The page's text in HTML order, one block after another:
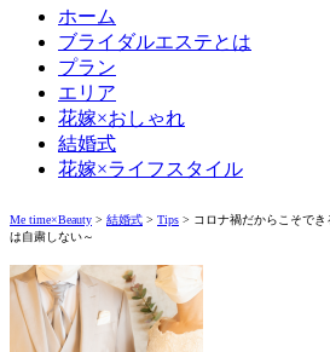
ホーム
ブライダルエステとは
プラン
エリア
花嫁×おしゃれ
結婚式
花嫁×ライフスタイル
Me time×Beauty > 結婚式 > Tips > コロナ禍だからこそで
は自粛しない～